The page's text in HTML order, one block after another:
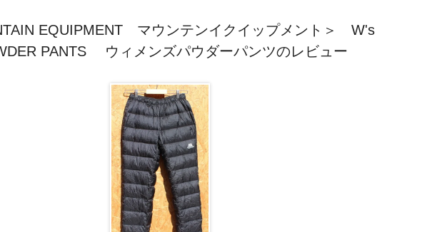
EQUIPMENT マウンテンイクイップメント＞ W's
PANTS ウィメンズパウダーパンツのレビュー